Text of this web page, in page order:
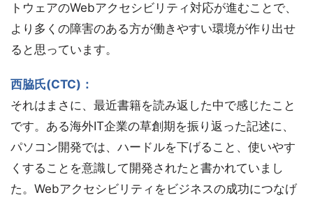
トウェアのWebアクセシビリティ対応が進むことで、
より多くの障害のある方が働きやすい環境が作り出せ
ると思っています。
西脇氏(CTC)：
それはまさに、最近書籍を読み返した中で感じたこと
です。ある海外IT企業の草創期を振り返った記述に、
パソコン開発では、ハードルを下げること、使いやす
くすることを意識して開発されたと書かれていまし
た。Webアクセシビリティをビジネスの成功につなげ